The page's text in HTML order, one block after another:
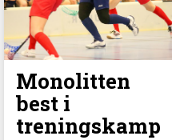
Monolitten
best i
treningskamp